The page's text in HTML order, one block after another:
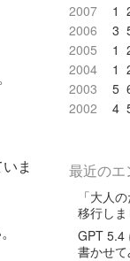
ま
2007
1
2006
3
2005
1
2004
1
2003
5
2002
4
最近のエ
「大人
移行しま
GPT 5.4
書かせて